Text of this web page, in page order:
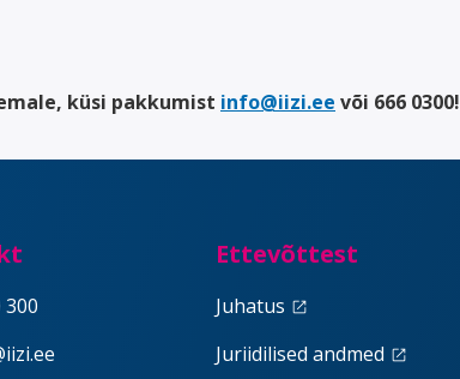
küsi pakkumist info@iizi.ee või 666 0300!
300
Ettevõttest
Juhatus launch
Juriidilised andmed launch